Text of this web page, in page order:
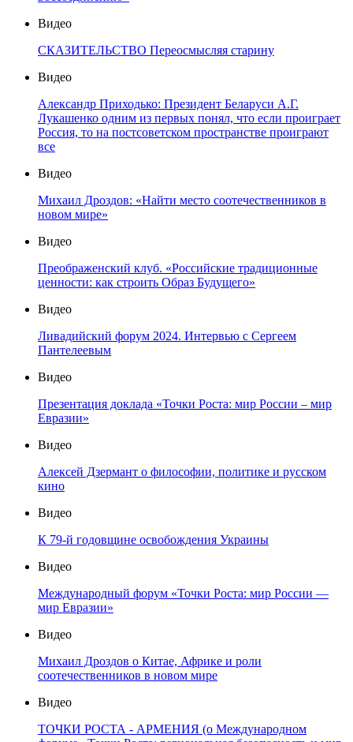
Видео
СКАЗИТЕЛЬСТВО Переосмысляя старину
Видео
Александр Приходько: Президент Беларуси А.Г.
Лукашенко одним из первых понял, что если проиграет
Россия, то на постсоветском пространстве проиграют
все
Видео
Михаил Дроздов: «Найти место соотечественников в
новом мире»
Видео
Преображенский клуб. «Российские традиционные
ценности: как строить Образ Будущего»
Видео
Ливадийский форум 2024. Интервью с Сергеем
Пантелеевым
Видео
Презентация доклада «Точки Роста: мир России – мир
Евразии»
Видео
Алексей Дзермант о философии, политике и русском
кино
Видео
К 79-й годовщине освобождения Украины
Видео
Международный форум «Точки Роста: мир России —
мир Евразии»
Видео
Михаил Дроздов о Китае, Африке и роли
соотечественников в новом мире
Видео
ТОЧКИ РОСТА - АРМЕНИЯ (о Международном